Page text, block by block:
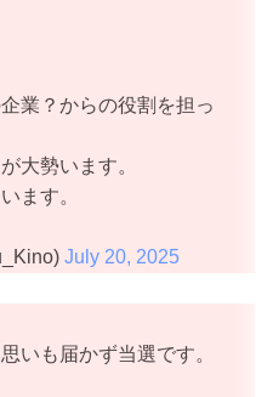
業？からの役割を担っ
大勢います。
ます。
July 20, 2025
いも届かず当選です。